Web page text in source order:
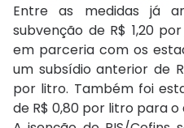
Entre as medidas já
subvenção de R$ 1,20
em parceria com os
um subsídio anterior de
por litro. Também foi
de R$ 0,80 por litro para o